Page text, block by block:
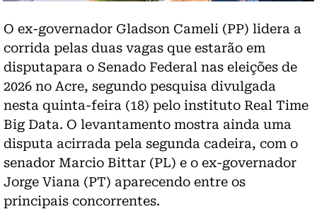
O ex-governador Gladson Cameli (PP) lidera a
corrida pelas duas vagas que estarão em
disputapara o Senado Federal nas eleições de
2026 no Acre, segundo pesquisa divulgada
nesta quinta-feira (18) pelo instituto Real Time
Big Data. O levantamento mostra ainda uma
disputa acirrada pela segunda cadeira, com o
senador Marcio Bittar (PL) e o ex-governador
Jorge Viana (PT) aparecendo entre os
principais concorrentes.